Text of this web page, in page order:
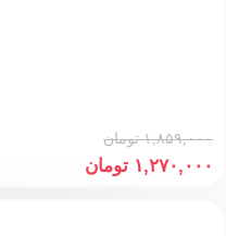
۱,۸۵۹,۰۰۰ تومان
۱,۲۷۰,۰۰۰ تومان